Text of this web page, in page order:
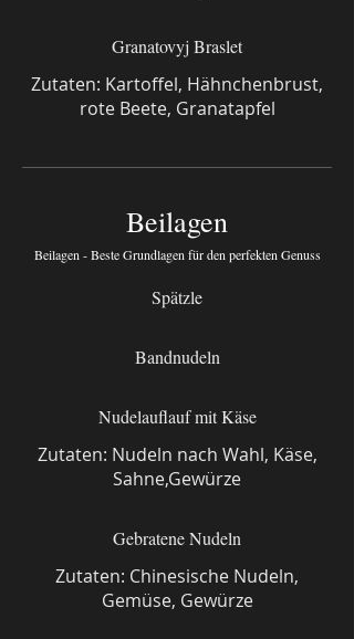
Granatovyj Braslet
Zutaten: Kartoffel, Hähnchenbrust,
rote Beete, Granatapfel
Beilagen
Beilagen - Beste Grundlagen für den perfekten Genuss
Spätzle
Bandnudeln
Nudelauflauf mit Käse
Zutaten: Nudeln nach Wahl, Käse,
Sahne,Gewürze
Gebratene Nudeln
Zutaten: Chinesische Nudeln,
Gemüse, Gewürze